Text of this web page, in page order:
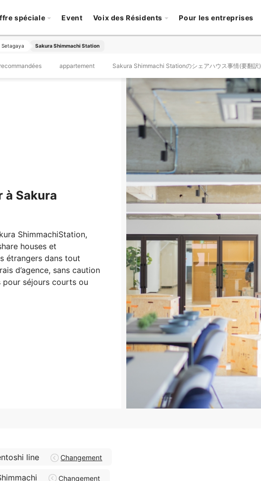
spéciale Event Voix des Résidents Pour les entreprises
Setagaya Sakura Shimmachi Station
appartement Sakura Shimmachi Stationのシェアハウス事情(要翻訳)
à Sakura
ShimmachiStation,
houses et
étrangers dans tout
d’agence, sans caution
pour séjours courts ou
line Changement
Changement